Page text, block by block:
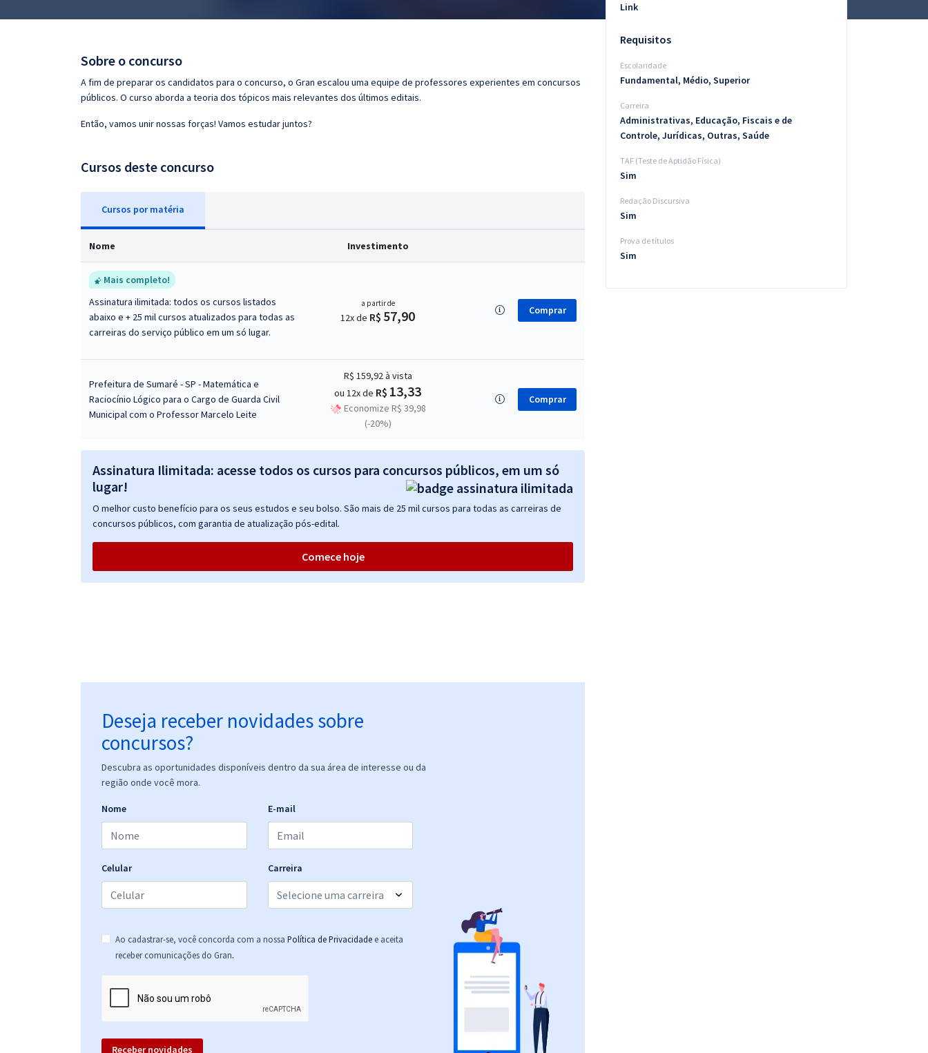
Conteúdo gratuito
Sobre o concurso
A fim de preparar os candidatos para o concurso, o Gran escalou uma equipe de professores experientes em concursos
públicos. O curso aborda a teoria dos tópicos mais relevantes dos últimos editais.
Então, vamos unir nossas forças! Vamos estudar juntos?
Cursos deste concurso
Cursos por matéria
Nome Investimento
Mais completo!
Assinatura ilimitada: todos os cursos listados
abaixo e + 25 mil cursos atualizados para todas as
carreiras do serviço público em um só lugar.
a partir de
12x de R$ 57,90 Comprar
Prefeitura de Sumaré - SP - Matemática e
Raciocínio Lógico para o Cargo de Guarda Civil
Municipal com o Professor Marcelo Leite
R$ 159,92à vista
ou 12x de R$ 13,33
Economize R$ 39,98
(-20%)
Comprar
Assinatura Ilimitada: acesse todos os cursos para concursos públicos, em um só
lugar!
O melhor custo benefício para os seus estudos e seu bolso. São mais de 25 mil cursos para todas as carreiras de
concursos públicos, com garantia de atualização pós-edital.
Comece hoje
Deseja receber novidades sobre
concursos?
Descubra as oportunidades disponíveis dentro da sua área de interesse ou da
região onde você mora.
Nome E-mail
Celular Carreira
Ao cadastrar-se, você concorda com a nossa Política de Privacidade e aceita
receber comunicações do Gran.
Receber novidades
Link
Requisitos
Escolaridade
Fundamental, Médio, Superior
Carreira
Administrativas, Educação, Fiscais e de
Controle, Jurídicas, Outras, Saúde
TAF (Teste de Aptidão Física)
Sim
Redação Discursiva
Sim
Prova de títulos
Sim